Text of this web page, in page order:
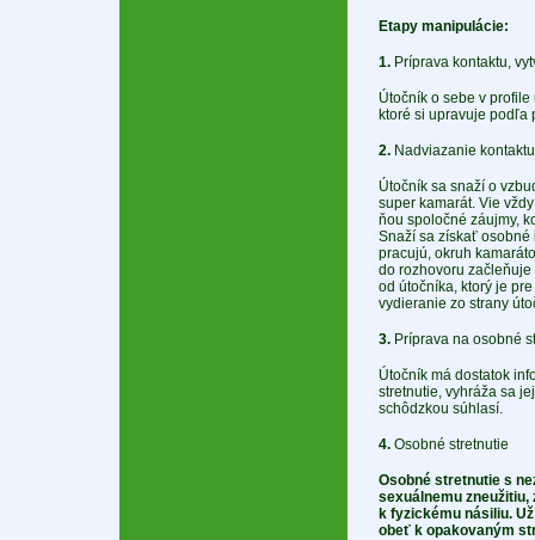
Etapy manipulácie:
1.Príprava kontaktu,
Útočník o sebe v
ktoré si upravuje podľa
2.Nadviazanie
Útočník sa snaží o
super kamarát. Vie
ňou spoločné záujmy,
Snaží sa získať osobné
pracujú, okruh
do rozhovoru
od útočníka, ktorý je
vydieranie zo strany
3.Príprava na osobné
Útočník má dostatok
stretnutie, vyhráža sa
schôdzkou súhlasí.
4.Osobné stretnutie
Osobné stretnutie s
sexuálnemu zneužitiu,
k fyzickému násiliu.
obeť k opakovaným